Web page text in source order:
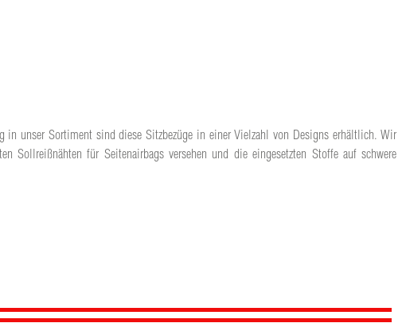
in unser Sortiment sind diese Sitzbezüge in einer Vielzahl von Designs erhältlich. Wir
Sollreißnähten für Seitenairbags versehen und die eingesetzten Stoffe auf schwere